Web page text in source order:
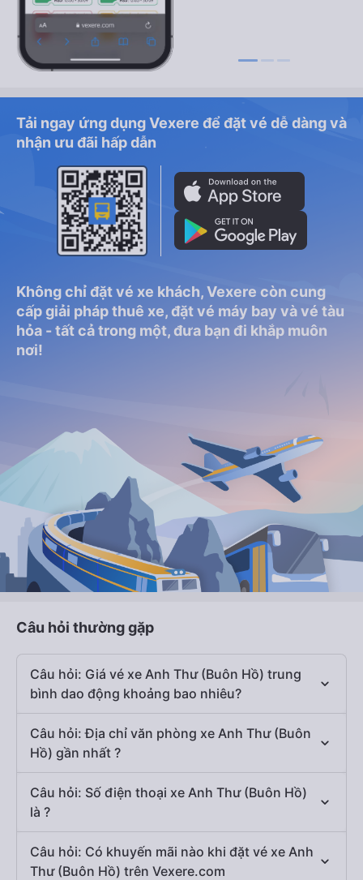
Tải ngay ứng dụng Vexere để đặt vé dễ dàng và
nhận ưu đãi hấp dẫn
Không chỉ đặt vé xe khách, Vexere còn cung
cấp giải pháp thuê xe, đặt vé máy bay và vé tàu
hỏa - tất cả trong một, đưa bạn đi khắp muôn
nơi!
Câu hỏi thường gặp
Câu hỏi: Giá vé xe Anh Thư (Buôn Hồ) trung
bình dao động khoảng bao nhiêu?
Câu hỏi: Địa chỉ văn phòng xe Anh Thư (Buôn
Hồ) gần nhất ?
Câu hỏi: Số điện thoại xe Anh Thư (Buôn Hồ)
là ?
Câu hỏi: Có khuyến mãi nào khi đặt vé xe Anh
Thư (Buôn Hồ) trên Vexere.com